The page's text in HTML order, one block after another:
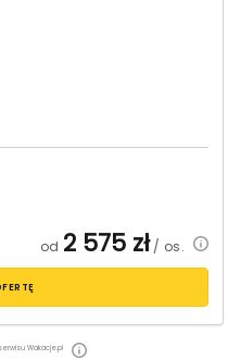
od 2 575 zł/ os.
Wakacje.pl